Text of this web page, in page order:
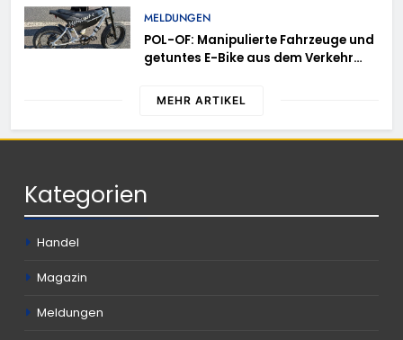
Rheingau-Taunus-Kreis – Rund 45
Einsatzkräfte sicherten in
schwierigem Gelände die Flanken
des Brandgebietes
MELDUNGEN
POL-OF: Manipulierte Fahrzeuge und
getuntes E-Bike aus dem Verkehr
gleich mehrere Verstöße auf
MEHR ARTIKEL
Kategorien
Handel
Magazin
Meldungen